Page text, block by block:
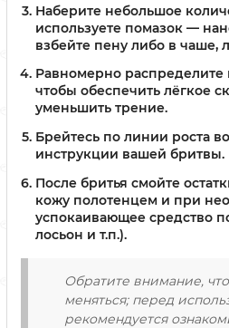
Наберите небольшое
используете помазок —
взбейте пену либо в чаше,
Равномерно распределите
чтобы обеспечить лёгкое
уменьшить трение.
Брейтесь по линии роста
инструкции вашей бритвы.
После бритья смойте
кожу полотенцем и при
успокаивающее средство
лосьон и т.п.).
Обратите внимание,
меняться; перед
рекомендуется